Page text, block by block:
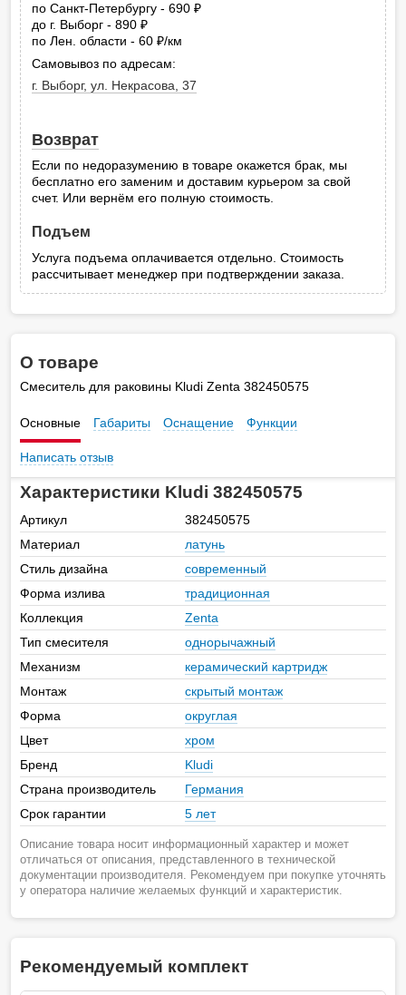
по Санкт-Петербургу - 690
до г. Выборг - 890
по Лен. области - 60
руб.
/км
Самовывоз по адресам:
г. Выборг, ул. Некрасова, 37
Возврат
Если по недоразумению в товаре окажется брак, мы
бесплатно его заменим и доставим курьером за свой
счет. Или вернём его полную стоимость.
Подъем
Услуга подъема оплачивается отдельно. Стоимость
рассчитывает менеджер при подтверждении заказа.
О товаре
Смеситель для раковины Kludi Zenta 382450575
Основные Габариты Оснащение Функции
Написать отзыв
Характеристики Kludi 382450575
Артикул
382450575
Материал
латунь
Стиль дизайна
современный
Форма излива
традиционная
Коллекция
Zenta
Тип смесителя
однорычажный
Механизм
керамический картридж
Монтаж
скрытый монтаж
Форма
округлая
Цвет
хром
Бренд
Kludi
Страна производитель
Германия
Срок гарантии
5 лет
Описание товара носит информационный характер и может
отличаться от описания, представленного в технической
документации производителя. Рекомендуем при покупке уточнять
у оператора наличие желаемых функций и характеристик.
Рекомендуемый комплект